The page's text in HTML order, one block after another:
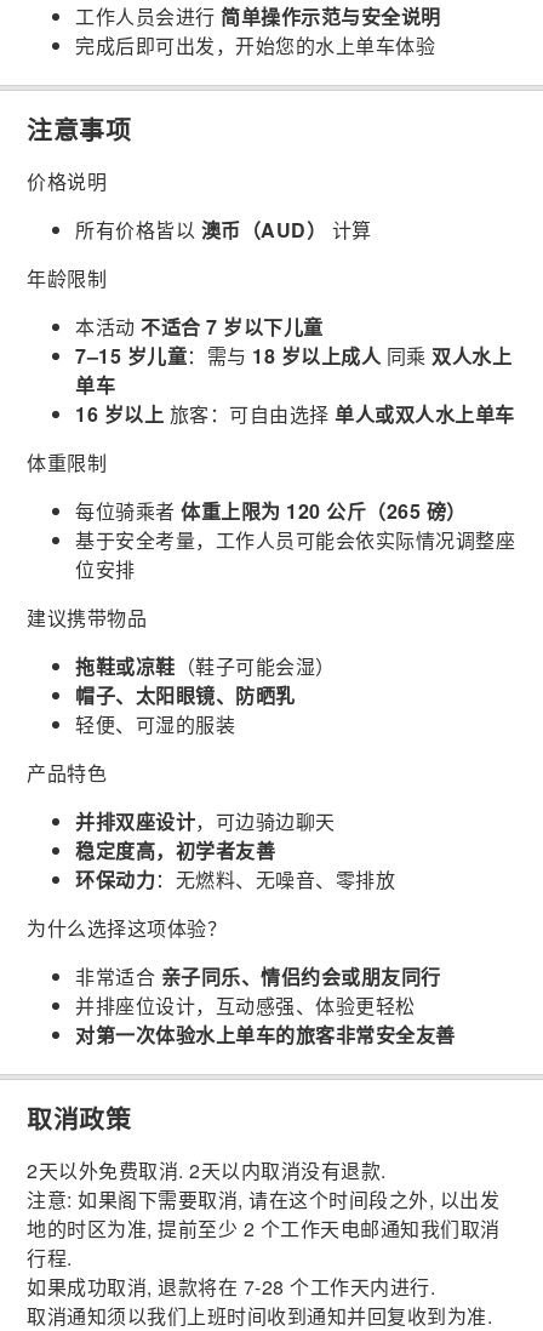
工作人员会进行简单操作示范与安全说明
完成后即可出发，开始您的水上单车体验
注意事项
价格说明
所有价格皆以 澳币（AUD）
计算
年龄限制
本活动不适合 7 岁以下儿童
7–15 岁儿童：需与 18 岁以上成人同乘 双人水上
单车
16 岁以上 旅客：可自由选择单人或双人水上单车
体重限制
每位骑乘者体重上限为 120 公斤（265 磅）
基于安全考量，工作人员可能会依实际情况调整座
位安排
建议携带物品
拖鞋或凉鞋 （鞋子可能会湿）
帽子、太阳眼镜、防晒乳
轻便、可湿的服装
产品特色
并排双座设计，可边骑边聊天
稳定度高，初学者友善
环保动力：无燃料、无噪音、零排放
为什么选择这项体验？
非常适合 亲子同乐、情侣约会或朋友同行
并排座位设计，互动感强、体验更轻松
对第一次体验水上单车的旅客非常安全友善
取消政策
2天以外免费取消. 2天以内取消没有退款.
注意: 如果阁下需要取消, 请在这个时间段之外, 以出发
地的时区为准, 提前至少 2 个工作天电邮通知我们取消
行程.
如果成功取消, 退款将在 7-28 个工作天内进行.
取消通知须以我们上班时间收到通知并回复收到为准.